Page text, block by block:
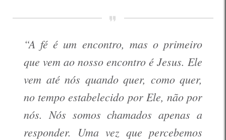
“A fé é um encontro, mas o primeiro
que vem ao nosso encontro é Jesus. Ele
vem até nós quando quer, como quer,
no tempo estabelecido por Ele, não por
nós. Nós somos chamados apenas a
responder. Uma vez que percebemos